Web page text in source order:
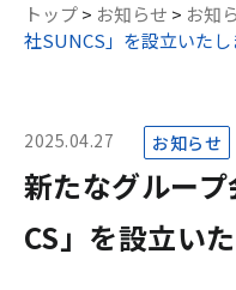
トップ> お知らせ > お知
社SUNCS」を設立いたし
2025.04.27 お知らせ
新たなグルー
CS」を設立い